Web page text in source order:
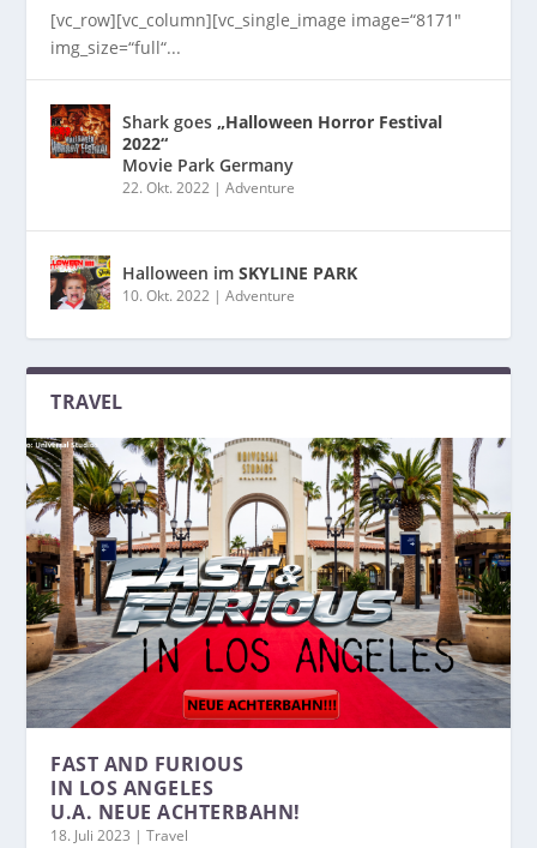
[vc_row][vc_column][vc_single_image image=“8171″
img_size=“full“...
Shark goes„Halloween Horror Festival
2022“
Movie Park Germany
22. Okt. 2022 |Adventure
Halloween imSKYLINE PARK
10. Okt. 2022 |Adventure
TRAVEL
FAST AND FURIOUS
IN LOS ANGELES
U.A. NEUE ACHTERBAHN!
18. Juli 2023 |Travel